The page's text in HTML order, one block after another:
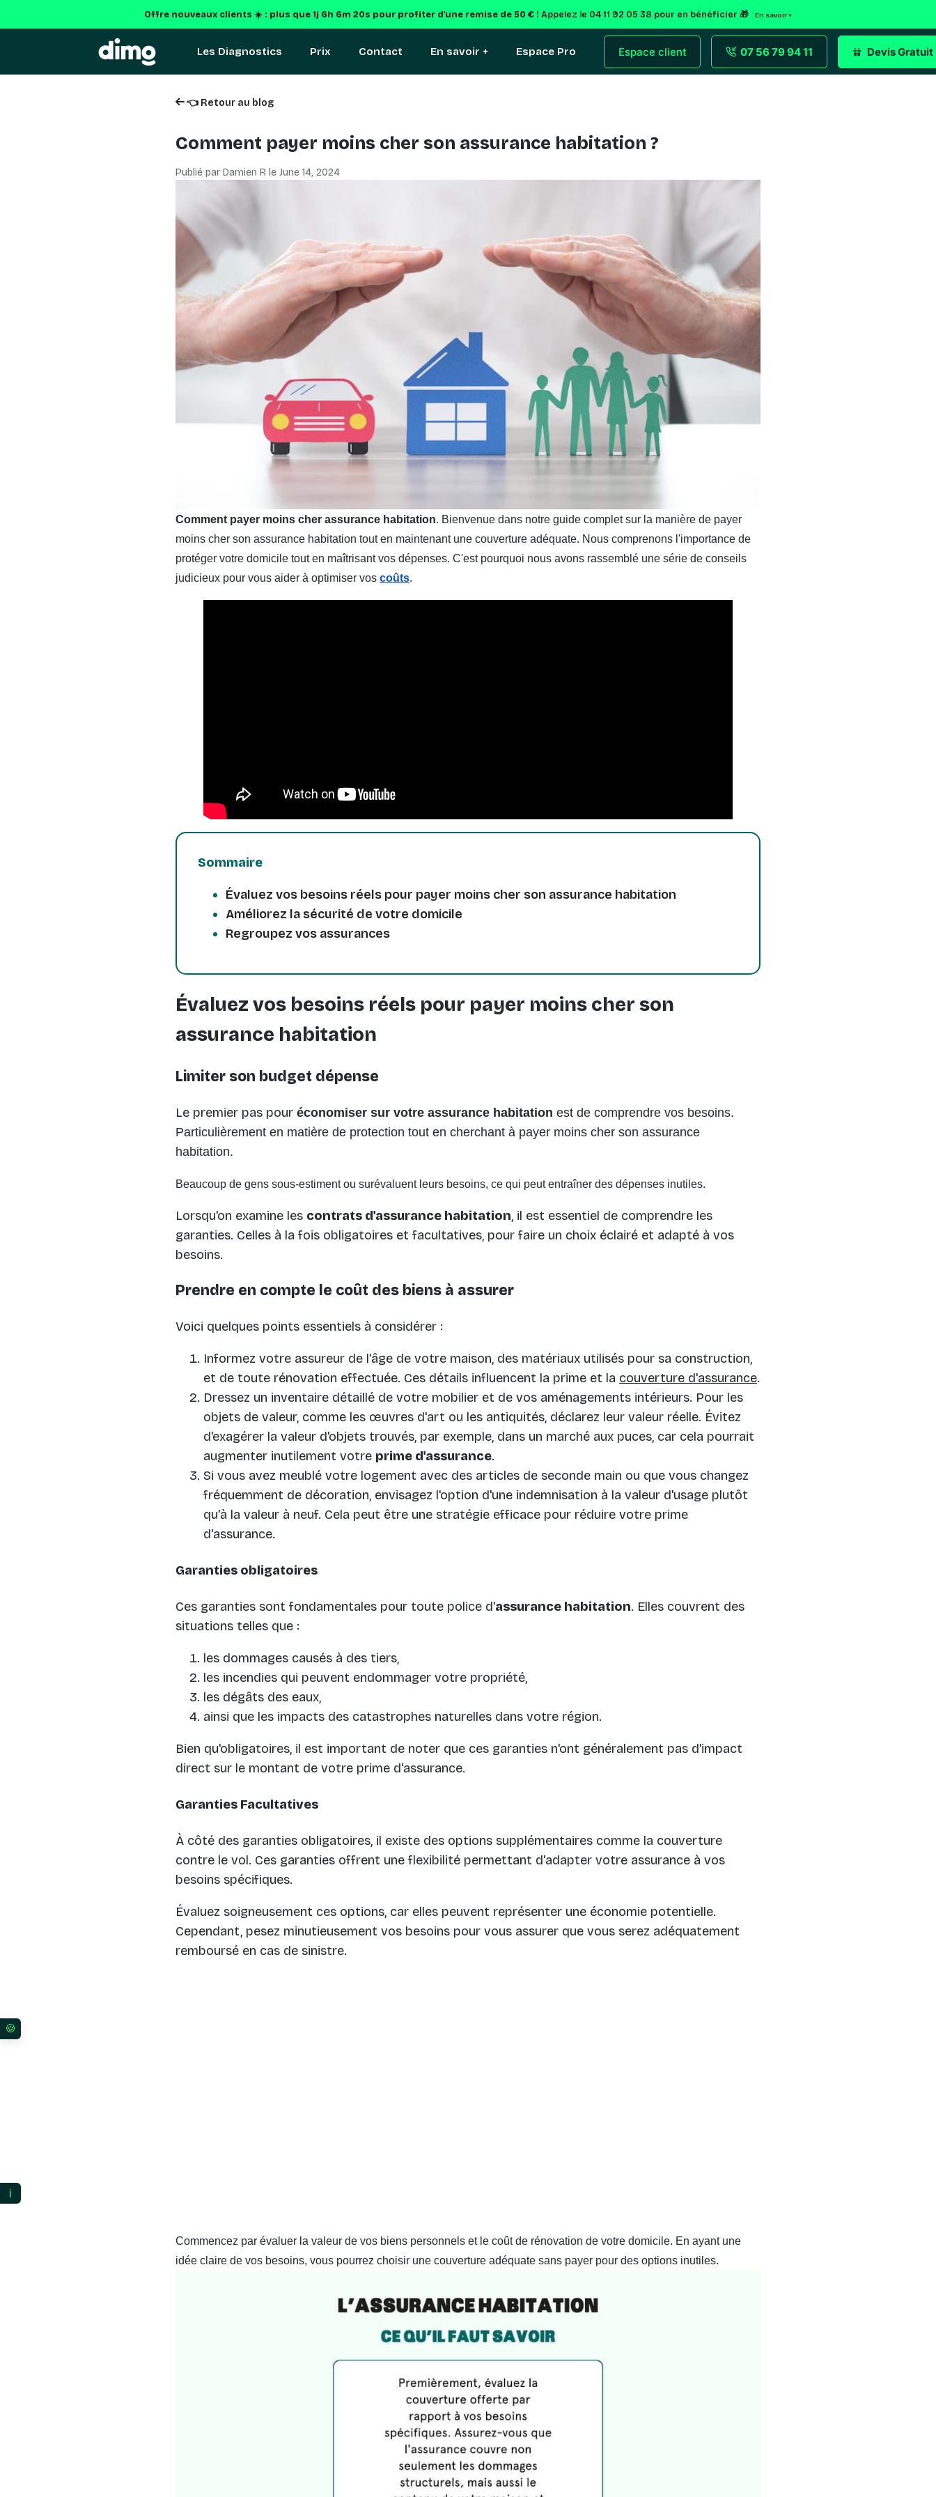
Offre nouveaux clients ☀️ : plus que1j 6h 6m 19spour profiter d'une remise de 50 € ! Appelez le 04 11 92 05 38 pour en bénéficier 🎁 En savoir +
Les Diagnostics Prix Contact En savoir + Espace Pro Espace client 07 56 79 94 11 Devis Gratuit
👈 Retour au blog
Comment payer moins cher son assurance habitation ?
Publié par Damien R le June 14, 2024
Comment payer moins cher assurance habitation. Bienvenue dans notre guide complet sur la manière de payer
moins cher son assurance habitation tout en maintenant une couverture adéquate. Nous comprenons l'importance de
protéger votre domicile tout en maîtrisant vos dépenses. C'est pourquoi nous avons rassemblé une série de conseils
judicieux pour vous aider à optimiser vos coûts.
Sommaire
Évaluez vos besoins réels pour payer moins cher son assurance habitation
Améliorez la sécurité de votre domicile
Regroupez vos assurances
Évaluez vos besoins réels pour payer moins cher son
assurance habitation
Limiter son budget dépense
Le premier pas pour économiser sur votre assurance habitation est de comprendre vos besoins.
Particulièrement en matière de protection tout en cherchant à payer moins cher son assurance
habitation.
Beaucoup de gens sous-estiment ou surévaluent leurs besoins, ce qui peut entraîner des dépenses inutiles.
Lorsqu'on examine les contrats d'assurance habitation, il est essentiel de comprendre les
garanties. Celles à la fois obligatoires et facultatives, pour faire un choix éclairé et adapté à vos
besoins.
Prendre en compte le coût des biens à assurer
Voici quelques points essentiels à considérer :
Informez votre assureur de l'âge de votre maison, des matériaux utilisés pour sa construction,
et de toute rénovation effectuée. Ces détails influencent la prime et la couverture d'assurance.
Dressez un inventaire détaillé de votre mobilier et de vos aménagements intérieurs. Pour les
objets de valeur, comme les œuvres d'art ou les antiquités, déclarez leur valeur réelle. Évitez
d'exagérer la valeur d'objets trouvés, par exemple, dans un marché aux puces, car cela pourrait
augmenter inutilement votre prime d'assurance.
Si vous avez meublé votre logement avec des articles de seconde main ou que vous changez
fréquemment de décoration, envisagez l'option d'une indemnisation à la valeur d'usage plutôt
qu'à la valeur à neuf. Cela peut être une stratégie efficace pour réduire votre prime
d'assurance.
Garanties obligatoires
Ces garanties sont fondamentales pour toute police d'assurance habitation. Elles couvrent des
situations telles que :
les dommages causés à des tiers,
les incendies qui peuvent endommager votre propriété,
les dégâts des eaux,
ainsi que les impacts des catastrophes naturelles dans votre région.
Bien qu'obligatoires, il est important de noter que ces garanties n'ont généralement pas d'impact
direct sur le montant de votre prime d'assurance.
Garanties Facultatives
À côté des garanties obligatoires, il existe des options supplémentaires comme la couverture
contre le vol. Ces garanties offrent une flexibilité permettant d'adapter votre assurance à vos
besoins spécifiques.
Évaluez soigneusement ces options, car elles peuvent représenter une économie potentielle.
Cependant, pesez minutieusement vos besoins pour vous assurer que vous serez adéquatement
remboursé en cas de sinistre.
Commencez par évaluer la valeur de vos biens personnels et le coût de rénovation de votre domicile. En ayant une
idée claire de vos besoins, vous pourrez choisir une couverture adéquate sans payer pour des options inutiles.
ℹ️